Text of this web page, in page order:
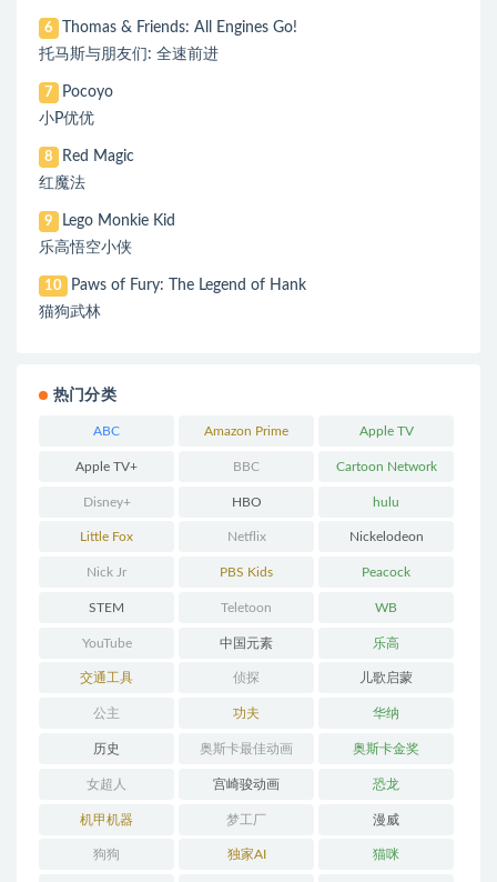
6
Thomas & Friends: All Engines Go!
托马斯与朋友们: 全速前进
7
Pocoyo
小P优优
8
Red Magic
红魔法
9
Lego Monkie Kid
乐高悟空小侠
10
Paws of Fury: The Legend of Hank
猫狗武林
热门分类
ABC Amazon Prime Apple TV
Apple TV+ BBC Cartoon Network
Disney+ HBO hulu
Little Fox Netflix Nickelodeon
Nick Jr PBS Kids Peacock
STEM Teletoon WB
YouTube 中国元素 乐高
交通工具 侦探 儿歌启蒙
公主 功夫 华纳
历史 奥斯卡最佳动画 奥斯卡金奖
女超人 宫崎骏动画 恐龙
机甲机器 梦工厂 漫威
狗狗 独家AI 猫咪